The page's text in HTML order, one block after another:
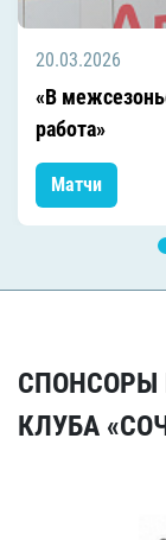
20.03.2026
«В
работа»
Матчи
СПОНСОРЫ
КЛУБА